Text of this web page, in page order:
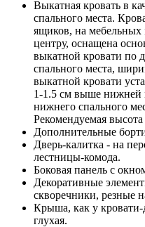
Выкатная кровать в
спального места.
ящиков, на мебельных
центру, оснащена
выкатной кровати по
спального места,
выкатной кровати
1-1.5 см выше нижней
нижнего спального
Рекомендуемая
Дополнительные
Дверь-калитка - на
лестницы-комода.
Боковая панель с
Декоративные
скворечники, резные
Крыша, как у кровати-
глухая.